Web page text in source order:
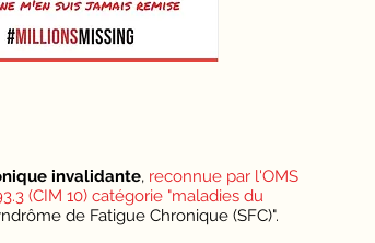
invalidante, reconnue par l'OMS
(CIM 10) catégorie "maladies du
de Fatigue Chronique (SFC)".